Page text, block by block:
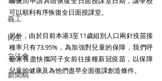
義工
民生
立法會
新聞稿
可以順利有序恢復全日面授課堂。
另外，由於目前本港3至11歲組別人口兩針疫苗接
種率只有73.95%，為加強對兒童的保障，我們呼
籲家長盡快攜同子女前往接種新冠疫苗，以保障
兒童的健康及為他們盡早全面復課創造條件。